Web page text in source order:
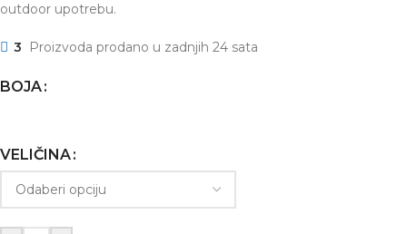
outdoor upotrebu.
3 Proizvoda prodano u zadnjih 24 sata
BOJA
VELIČINA